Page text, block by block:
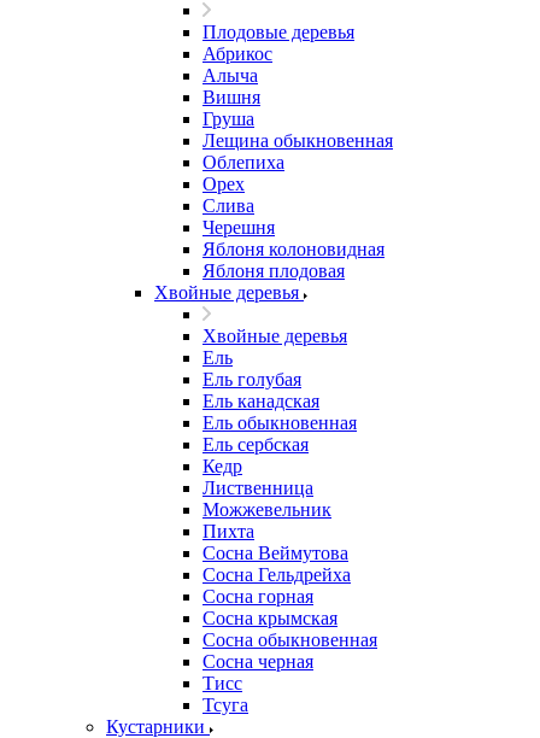
Плодовые деревья
Абрикос
Алыча
Вишня
Груша
Лещина обыкновенная
Облепиха
Орех
Слива
Черешня
Яблоня колоновидная
Яблоня плодовая
Хвойные деревья
Хвойные деревья
Ель
Ель голубая
Ель канадская
Ель обыкновенная
Ель сербская
Кедр
Лиственница
Можжевельник
Пихта
Сосна Веймутова
Сосна Гельдрейха
Сосна горная
Сосна крымская
Сосна обыкновенная
Сосна черная
Тисс
Тсуга
Кустарники